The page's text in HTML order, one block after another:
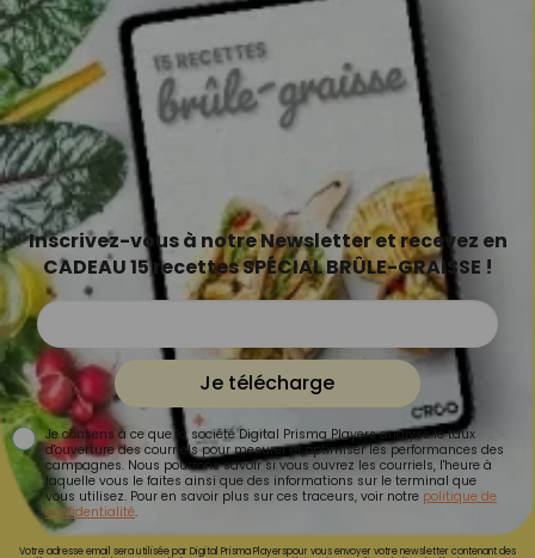
Inscrivez-vous à notre Newsletter et recevez en
CADEAU 15 recettes SPÉCIAL BRÛLE-GRAISSE !
Je télécharge
Je consens à ce que la société Digital Prisma Players analyse le taux
d'ouverture des courriels pour mesurer et optimiser les performances des
campagnes. Nous pourrons savoir si vous ouvrez les courriels, l'heure à
laquelle vous le faites ainsi que des informations sur le terminal que
vous utilisez. Pour en savoir plus sur ces traceurs, voir notre politique de
confidentialité.
Votre adresse email sera utilisée par Digital Prisma Playerspour vous envoyer votre newsletter contenant des